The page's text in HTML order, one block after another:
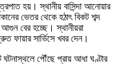
হয়। স্থানীয় বাসিন্দা আনোয়ার
ভেতর থেকে হঠাৎ বিকট শব্দ
বের হচ্ছে। স্থানীয়রা
ফায়ার সার্ভিসে খবর দেন।
ঘটনাস্থলে পৌঁছে প্রায় আধা ঘণ্টার